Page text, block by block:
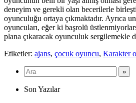
deneyim ve gerekli olan becerilerle
oyunculuğu ortaya çıkmaktadır. Ayrıca
oyuncuları, eğer ki başrolü
plana çıkaracak oyunculuk sergilemekle
Etiketler: ajans, çocuk oyuncu, Karakter
Son Yazılar